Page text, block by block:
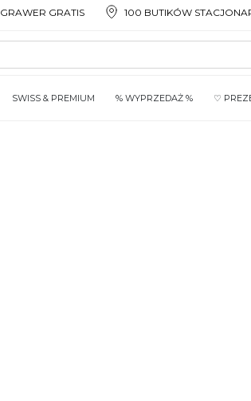
GRAWER GRATIS 100 BUTIKÓW
SWISS & PREMIUM % WYPRZEDAŻ % ♡